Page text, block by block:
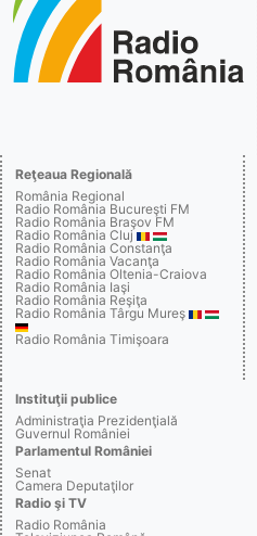
Reţeaua Regională
România Regional
Radio România Bucureşti FM
Radio România Braşov FM
Radio România Cluj
Radio România Constanţa
Radio România Vacanţa
Radio România Oltenia-Craiova
Radio România Iaşi
Radio România Reşiţa
Radio România Târgu Mureş
Radio România Timişoara
Instituţii publice
Administraţia Prezidenţială
Guvernul României
Parlamentul României
Senat
Camera Deputaţilor
Radio şi TV
Radio România